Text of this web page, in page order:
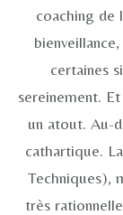
coaching de
certaines
sereinement.
un atout. Au-
cathartique.
Techniques),
très